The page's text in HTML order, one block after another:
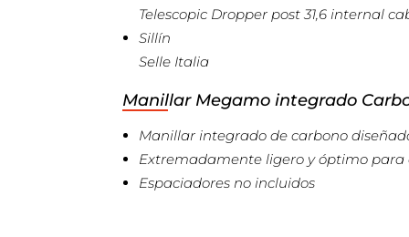
Telescopic Dropper post 31,6 internal
Sillín
Selle Italia
Manillar Megamo integrado
Manillar integrado de carbono
Extremadamente ligero y óptimo para
Espaciadores no incluidos